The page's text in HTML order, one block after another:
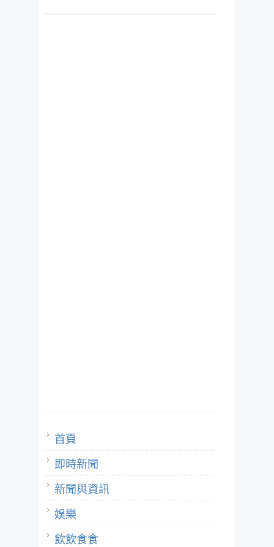
首頁
即時新聞
新聞與資訊
娛樂
飲飲食食